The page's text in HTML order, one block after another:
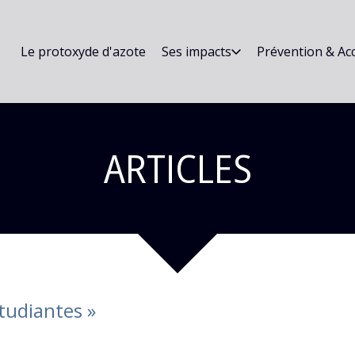
Le protoxyde d'azote Ses impacts Prévention &
ARTICLES
»